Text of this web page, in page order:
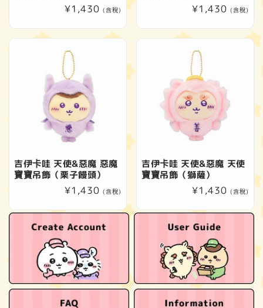
定
¥1,430 (含稅)
定
¥1,430 (含稅)
吉伊卡哇 天使&惡魔 惡魔
寶寶吊飾（栗子饅頭）
定
¥1,430 (含稅)
吉伊卡哇 天使&惡魔 天使
寶寶吊飾（獅薩）
定
¥1,430 (含稅)